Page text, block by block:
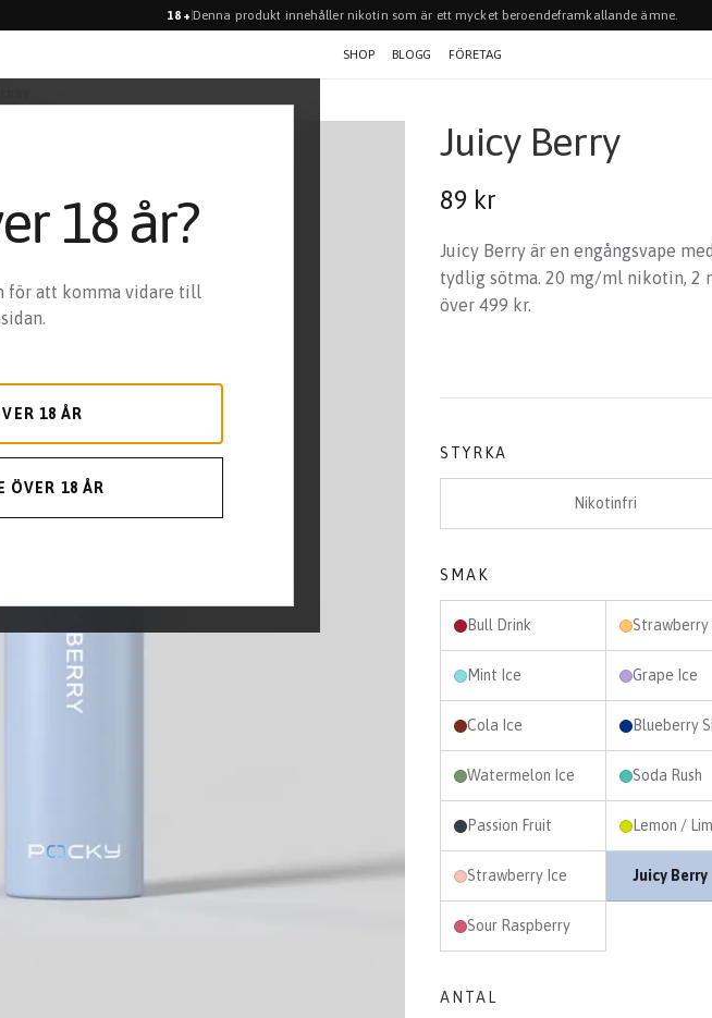
18 år?
för att komma vidare till
18 ÅR
ÖVER 18 ÅR
18+ Denna produkt innehåller nikotin som är ett mycket beroendeframkallande ämne.
SHOP BLOGG FÖRETAG
Juicy Berry
89 kr
Juicy Berry är en engångsvape
tydlig sötma. 20 mg/ml nikotin, 2
över 499 kr.
STYRKA
Nikotinfri
SMAK
Bull Drink
Mint Ice Grape Ice
Cola Ice Blueberry
Watermelon Ice Soda Rush
Passion Fruit Lemon /
Strawberry Ice Juicy Berry
Sour Raspberry
ANTAL